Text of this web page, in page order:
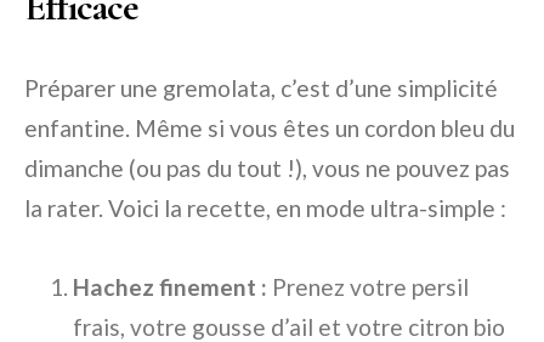
Préparer une gremolata, c’est d’une simplicité
enfantine. Même si vous êtes un cordon bleu du
dimanche (ou pas du tout !), vous ne pouvez pas
la rater. Voici la recette, en mode ultra-simple :
Hachez finement : Prenez votre persil
frais, votre gousse d’ail et votre citron bio